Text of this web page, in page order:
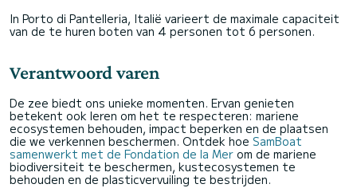
In Porto di Pantelleria, Italië varieert de maximale capaciteit
van de te huren boten van 4 personen tot 6 personen.
Verantwoord varen
De zee biedt ons unieke momenten. Ervan genieten
betekent ook leren om het te respecteren: mariene
ecosystemen behouden, impact beperken en de plaatsen
die we verkennen beschermen. Ontdek hoe SamBoat
samenwerkt met de Fondation de la Mer om de mariene
biodiversiteit te beschermen, kustecosystemen te
behouden en de plasticvervuiling te bestrijden.